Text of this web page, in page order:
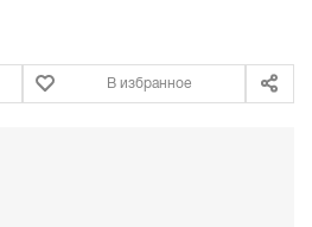
В избранное